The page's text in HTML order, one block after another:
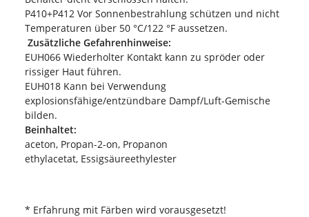
P410+P412 Vor Sonnenbestrahlung schützen und nicht
Temperaturen über 50 °C/122 °F aussetzen.
Zusätzliche Gefahrenhinweise:
EUH066 Wiederholter Kontakt kann zu spröder oder
rissiger Haut führen.
EUH018 Kann bei Verwendung
explosionsfähige/entzündbare Dampf/Luft-Gemische
bilden.
Beinhaltet:
aceton, Propan-2-on, Propanon
ethylacetat, Essigsäureethylester
* Erfahrung mit Färben wird vorausgesetzt!